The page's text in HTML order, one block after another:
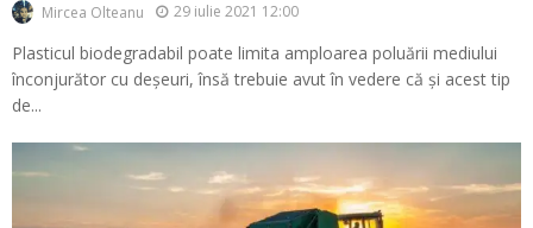
Mircea Olteanu 29 iulie 2021 12:00
Plasticul biodegradabil poate limita amploarea poluării mediului
înconjurător cu deșeuri, însă trebuie avut în vedere că și acest tip
de...